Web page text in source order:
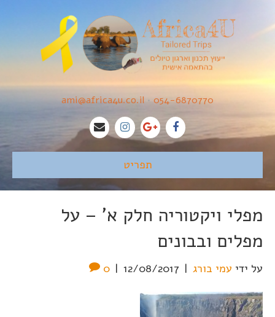
054-6870770
•
ami@africa4u.co.il
תפריט
מפלי ויקטוריה חלק א' – על
מפלים ובבונים
על ידי עמי בורג |
12/08/2017
|
0